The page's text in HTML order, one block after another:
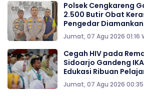
Polsek Cengkareng
2.500 Butir Obat
Pengedar Diamankan
Jumat, 07 Agu 2026 01:16
Cegah HIV pada
Sidoarjo Gandeng
Edukasi Ribuan
Jumat, 07 Agu 2026 00:35